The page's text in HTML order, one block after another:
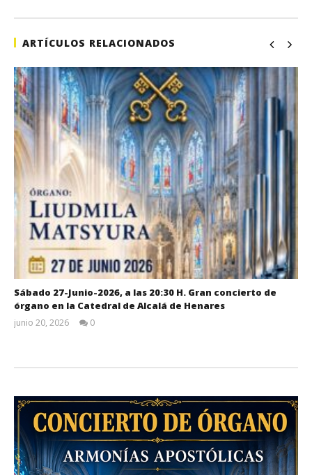
ARTÍCULOS RELACIONADOS
Sábado 27-Junio-2026, a las 20:30 H. Gran concierto de
órgano en la Catedral de Alcalá de Henares
junio 20, 2026
0